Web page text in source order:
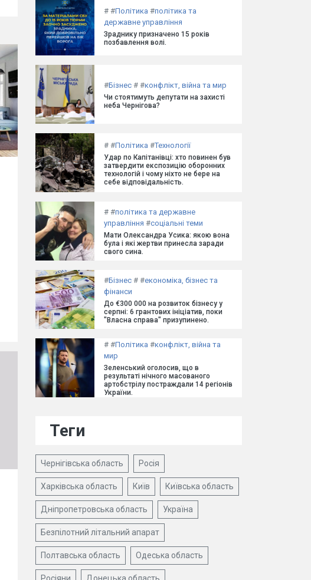
# #Політика #політика та
державне управління
Зраднику призначено 15 років
позбавлення волі.
#Бізнес # #конфлікт, війна та мир
Чи стоятимуть депутати на захисті
неба Чернігова?
# #Політика #Технології
Удар по Капітанівці: хто повинен був
затвердити експозицію оборонних
технологій і чому ніхто не бере на
себе відповідальність.
# #політика та державне
управління #соціальні теми
Мати Олександра Усика: якою вона
була і які жертви принесла заради
свого сина.
#Бізнес # #економіка, бізнес та
фінанси
До €300 000 на розвиток бізнесу у
серпні: 6 грантових ініціатив, поки
"Власна справа" призупинено.
# #Політика #конфлікт, війна та
мир
Зеленський оголосив, що в
результаті нічного масованого
артобстрілу постраждали 14 регіонів
України.
Теги
Чернігівська область Росія
Харківська область Київ Київська область
Дніпропетровська область Україна
Безпілотний літальний апарат
Полтавська область Одеська область